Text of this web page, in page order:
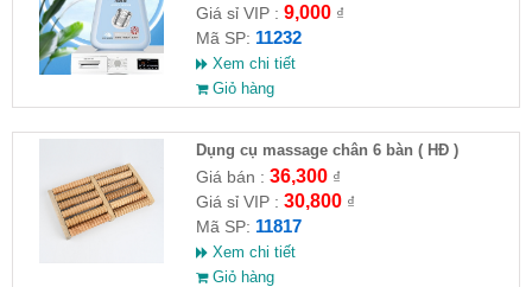
Giá sỉ VIP : 9,000₫
Mã SP: 11232
Xem chi tiết
Giỏ hàng
Dụng cụ massage chân 6 bàn ( HĐ )
Giá bán : 36,300₫
Giá sỉ VIP : 30,800₫
Mã SP: 11817
Xem chi tiết
Giỏ hàng